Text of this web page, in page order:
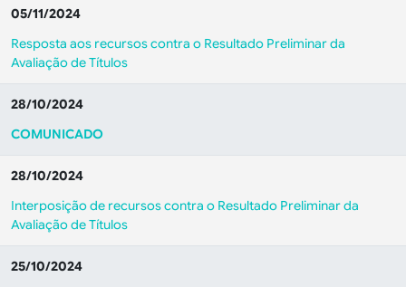
05/11/2024
Resposta aos recursos contra o Resultado Preliminar da
Avaliação de Títulos
28/10/2024
COMUNICADO
28/10/2024
Interposição de recursos contra o Resultado Preliminar da
Avaliação de Títulos
25/10/2024